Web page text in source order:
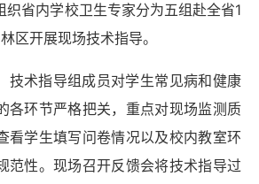
织省内学校卫生专家分为五组赴全省1
区开展现场技术指导。
技术指导组成员对学生常见病和健康
各环节严格把关，重点对现场监测质
看学生填写问卷情况以及校内教室环
范性。现场召开反馈会将技术指导过